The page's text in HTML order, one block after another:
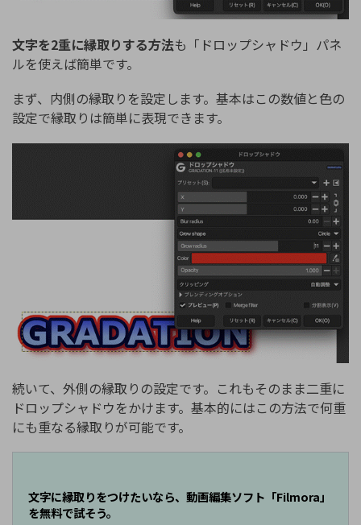
文字を2重に縁取りする方法も「ドロップシャドウ」パネ
ルを使えば簡単です。
まず、内側の縁取りを設定します。基本はこの数値と色の
設定で縁取りは簡単に表現できます。
続いて、外側の縁取りの設定です。これもそのまま二重に
ドロップシャドウをかけます。基本的にはこの方法で何重
にも重なる縁取りが可能です。
文字に縁取りをつけたいなら、動画編集ソフト「Filmora」
を無料で試そう。